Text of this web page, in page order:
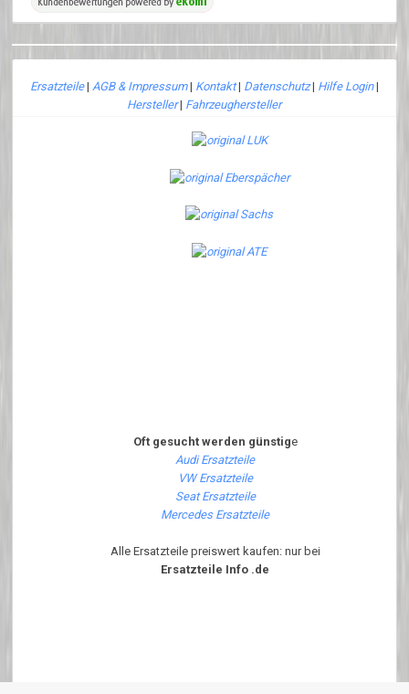
Ersatzteile| AGB & Impressum| Kontakt| Datenschutz| Hilfe Login|
Hersteller| Fahrzeughersteller
Oft gesucht werden günstige
Audi Ersatzteile
VW Ersatzteile
Seat Ersatzteile
Mercedes Ersatzteile
Alle Ersatzteile preiswert kaufen: nur bei
Ersatzteile Info .de